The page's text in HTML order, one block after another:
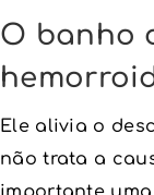
O banho
Ele alivia o
não trata a